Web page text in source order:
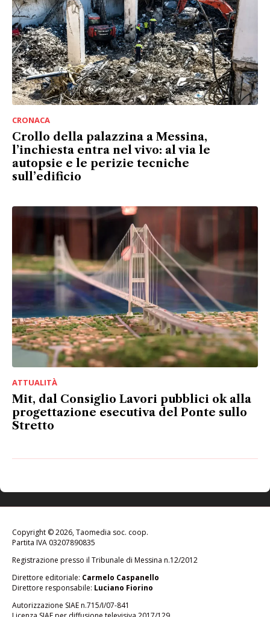
CRONACA
Crollo della palazzina a Messina,
l’inchiesta entra nel vivo: al via le
autopsie e le perizie tecniche
sull’edificio
ATTUALITÀ
Mit, dal Consiglio Lavori pubblici ok alla
progettazione esecutiva del Ponte sullo
Stretto
Copyright © 2026, Taomedia soc. coop.
Partita IVA 03207890835
Registrazione presso il Tribunale di Messina n.12/2012
Direttore editoriale: Carmelo Caspanello
Direttore responsabile: Luciano Fiorino
Autorizzazione SIAE n.715/I/07-841